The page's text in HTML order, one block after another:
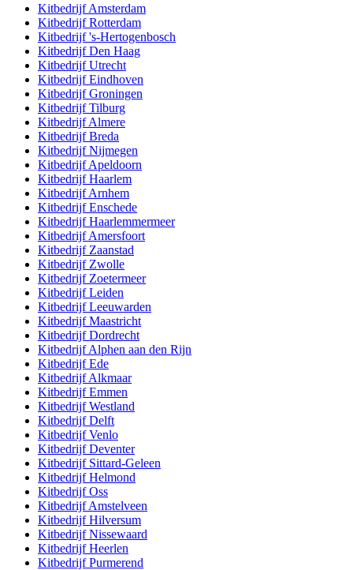
KitbedrijfAmsterdam
KitbedrijfRotterdam
Kitbedrijf's-Hertogenbosch
KitbedrijfDen Haag
KitbedrijfUtrecht
KitbedrijfEindhoven
KitbedrijfGroningen
KitbedrijfTilburg
KitbedrijfAlmere
KitbedrijfBreda
KitbedrijfNijmegen
KitbedrijfApeldoorn
KitbedrijfHaarlem
KitbedrijfArnhem
KitbedrijfEnschede
KitbedrijfHaarlemmermeer
KitbedrijfAmersfoort
Kitbedrijf Zaanstad
Kitbedrijf Zwolle
Kitbedrijf Zoetermeer
KitbedrijfLeiden
KitbedrijfLeeuwarden
KitbedrijfMaastricht
KitbedrijfDordrecht
KitbedrijfAlphen aan den Rijn
KitbedrijfEde
KitbedrijfAlkmaar
KitbedrijfEmmen
KitbedrijfWestland
KitbedrijfDelft
KitbedrijfVenlo
KitbedrijfDeventer
Kitbedrijf Sittard-Geleen
KitbedrijfHelmond
KitbedrijfOss
KitbedrijfAmstelveen
KitbedrijfHilversum
KitbedrijfNissewaard
KitbedrijfHeerlen
KitbedrijfPurmerend